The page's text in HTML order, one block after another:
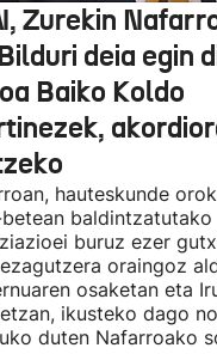
Zurekin
deia egin
Baiko Koldo
hauteskunde
baldintzatutako
buruz ezer
oraingoz
osaketan eta
ikusteko dago
duten Nafarroako